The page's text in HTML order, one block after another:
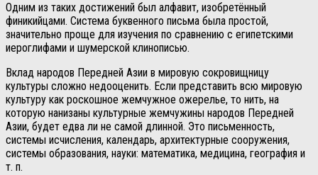
Одним из таких достижений был алфавит, изобретённый
финикийцами. Система буквенного письма была простой,
значительно проще для изучения по сравнению с египетскими
иероглифами и шумерской клинописью.
Вклад народов Передней Азии в мировую сокровищницу
культуры сложно недооценить. Если представить всю мировую
культуру как роскошное жемчужное ожерелье, то нить, на
которую нанизаны культурные жемчужины народов Передней
Азии, будет едва ли не самой длинной. Это письменность,
системы исчисления, календарь, архитектурные сооружения,
системы образования, науки: математика, медицина, география и
т. п.